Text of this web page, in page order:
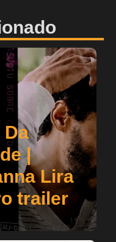
Da
|
Lira
trailer